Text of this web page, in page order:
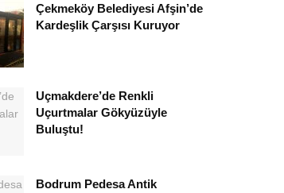
Çekmeköy Belediyesi Afşin’de
Kardeşlik Çarşısı Kuruyor
Uçmakdere’de Renkli
Uçurtmalar Gökyüzüyle
Buluştu!
Bodrum Pedesa Antik